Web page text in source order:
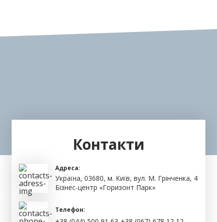
Контакти
Адреса:
Україна, 03680, м. Київ, вул. М. Грінченка, 4
Бізнес-центр «Горизонт Парк»
Телефон: